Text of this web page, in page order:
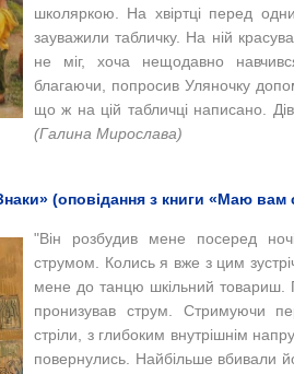
школяркою. На хвіртці перед
зауважили табличку. На ній
не міг, хоча нещодавно
благаючи, попросив Уляночку
що ж на цій табличці написано.
(Галина Мирослава)
(оповідання з книги «Маю вам
"Він розбудив мене посеред
струмом. Колись я вже з цим
мене до танцю шкільний товариш.
пронизував струм. Стримуючи
стріли, з глибоким внутрішнім
повернулись. Найбільше вбивали